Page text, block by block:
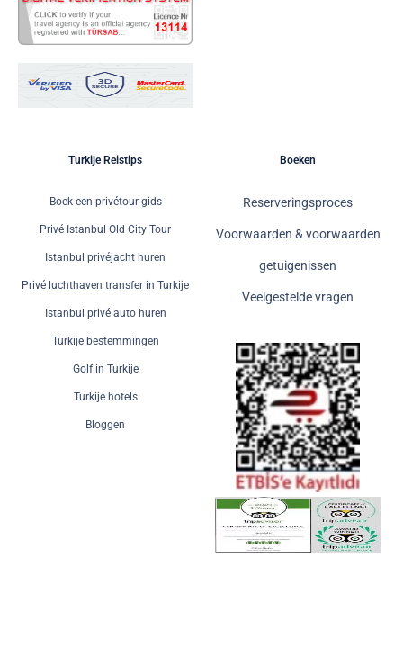
Turkije Reistips
Boek een privétour gids
Privé Istanbul Old City Tour
Istanbul privéjacht huren
Privé luchthaven transfer in Turkije
Istanbul privé auto huren
Turkije bestemmingen
Golf in Turkije
Turkije hotels
Bloggen
Boeken
Reserveringsproces
Voorwaarden & voorwaarden
getuigenissen
Veelgestelde vragen